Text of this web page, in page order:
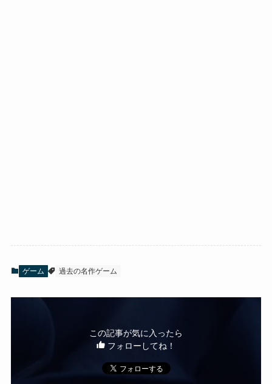
ゲーム 過去の名作ゲーム
この記事が気に入ったら
フォローしてね！